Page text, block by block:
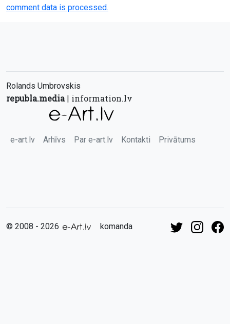
comment data is processed.
Rolands Umbrovskis
republa.media| information.lv
e-art.lv Arhīvs Par e-art.lv Kontakti Privātums
© 2008 - 2026 komanda